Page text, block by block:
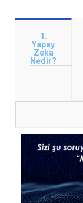
1.
Yapay
Zeka
Nedir?